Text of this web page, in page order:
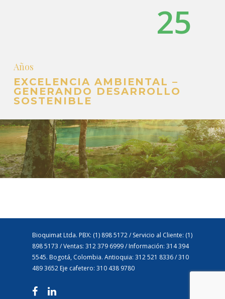
25
Años
EXCELENCIA AMBIENTAL –
GENERANDO DESARROLLO
SOSTENIBLE
Bioquimat Ltda. PBX: (1) 898 5172 / Servicio al Cliente: (1)
898 5173 / Ventas: 312 379 6999 / Información: 314 394
5545. Bogotá, Colombia. Antioquia: 312 521 8336 / 310
489 3652 Eje cafetero: 310 438 9780